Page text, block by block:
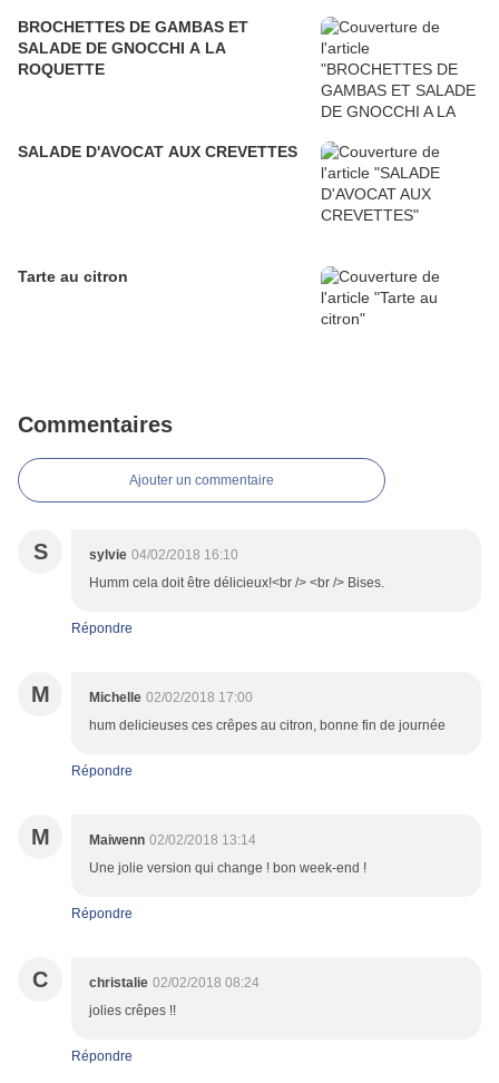
BROCHETTES DE GAMBAS ET
SALADE DE GNOCCHI A LA
ROQUETTE
SALADE D'AVOCAT AUX CREVETTES
Tarte au citron
Commentaires
Ajouter un commentaire
S sylvie 04/02/2018 16:10
Humm cela doit être délicieux!<br /> <br /> Bises.
Répondre
M Michelle 02/02/2018 17:00
hum delicieuses ces crêpes au citron, bonne fin de journée
Répondre
M Maiwenn 02/02/2018 13:14
Une jolie version qui change ! bon week-end !
Répondre
C christalie 02/02/2018 08:24
jolies crêpes !!
Répondre